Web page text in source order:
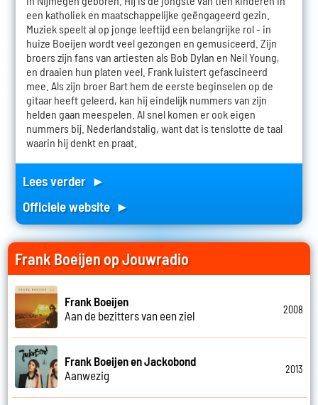
een katholiek en maatschappelijke geëngageerd gezin.
Muziek speelt al op jonge leeftijd een belangrijke rol - in
huize Boeijen wordt veel gezongen en gemusiceerd. Zijn
broers zijn fans van artiesten als Bob Dylan en Neil Young,
en draaien hun platen veel. Frank luistert gefascineerd
mee. Als zijn broer Bart hem de eerste beginselen op de
gitaar heeft geleerd, kan hij eindelijk nummers van zijn
helden gaan meespelen. Al snel komen er ook eigen
nummers bij. Nederlandstalig, want dat is tenslotte de taal
waarin hij denkt en praat.
Lees verder ►
Officiele website ►
Frank Boeijen op Jouwradio
Frank Boeijen
Aan de bezitters van een ziel
2008
Frank Boeijen en Jackobond
Aanwezig
2013